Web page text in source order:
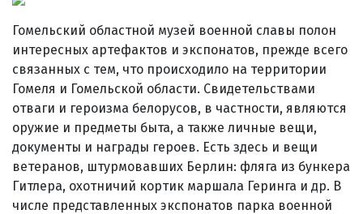
Гомельский областной музей военной славы полон
интересных артефактов и экспонатов, прежде всего
связанных с тем, что происходило на территории
Гомеля и Гомельской области. Свидетельствами
отваги и героизма белорусов, в частности, являются
оружие и предметы быта, а также личные вещи,
документы и награды героев. Есть здесь и вещи
ветеранов, штурмовавших Берлин: фляга из бункера
Гитлера, охотничий кортик маршала Геринга и др. В
числе представленных экспонатов парка военной